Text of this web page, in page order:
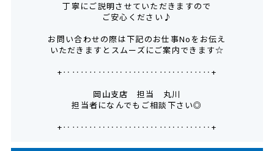
丁寧にご説明させていただきますので
ご安心ください♪
お問い合わせの際は下記のお仕事Noをお伝え
いただきますとスムーズにご案内できます☆
+‥‥‥‥‥‥‥‥‥‥‥‥‥‥‥‥‥+
岡山支店 担当 丸川
担当者になんでもご相談下さい◎
+‥‥‥‥‥‥‥‥‥‥‥‥‥‥‥‥‥+